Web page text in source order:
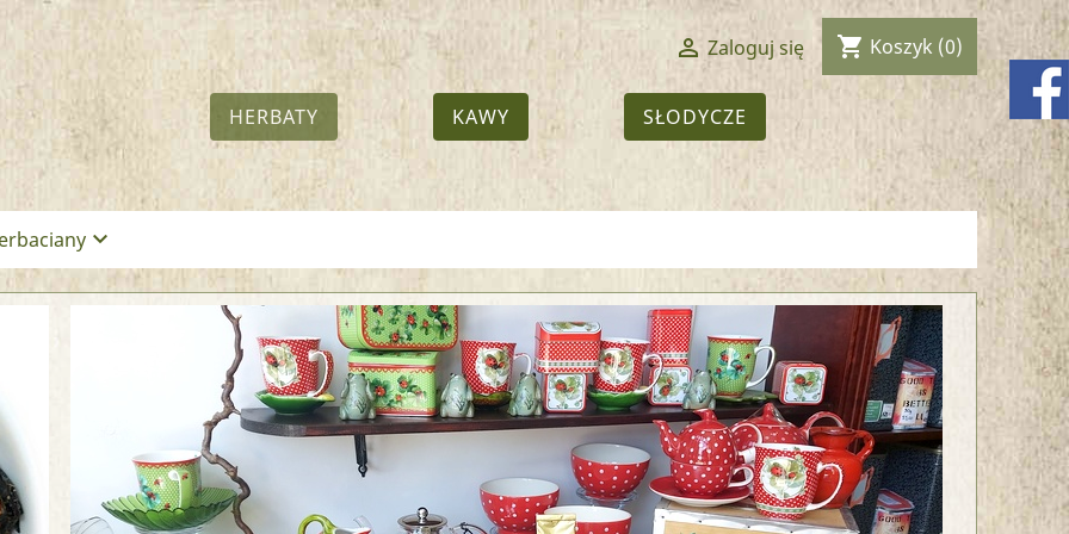
 Zaloguj się shopping_cart Koszyk (0)
HERBATY KAWY SŁODYCZE
keyboard_arrow_down